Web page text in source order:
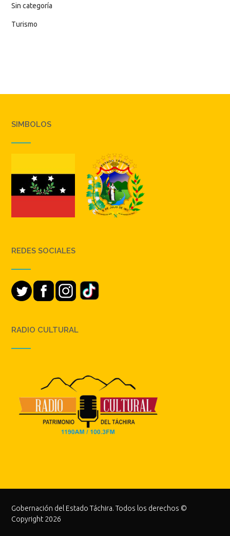
Sin categoría
Turismo
SIMBOLOS
REDES SOCIALES
RADIO CULTURAL
Gobernación del Estado Táchira. Todos los derechos ©
Copyright 2026